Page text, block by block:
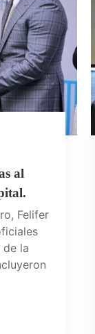
al
Felifer
de la